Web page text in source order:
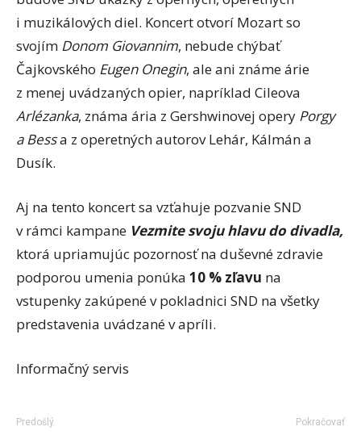
i muzikálových diel. Koncert otvorí Mozart so
svojím Donom Giovannim, nebude chýbať
Čajkovského Eugen Onegin, ale ani známe árie
z menej uvádzaných opier, napríklad Cileova
Arlézanka, známa ária z Gershwinovej opery Porgy
a Bessa z operetných autorov Lehár, Kálmán a
Dusík.
Aj na tento koncert sa vzťahuje pozvanie SND
v rámci kampane Vezmite svoju hlavu do divadla,
ktorá upriamujúc pozornosť na duševné zdravie
podporou umenia ponúka 10 % zľavu na
vstupenky zakúpené v pokladnici SND na všetky
predstavenia uvádzané v apríli.
Informačný servis
Predošlý Pokračovať